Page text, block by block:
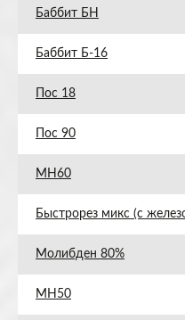
Баббит БН
Баббит Б-16
Пос 18
Пос 90
МН60
Быстрорез микс (с
Молибден 80%
МН50